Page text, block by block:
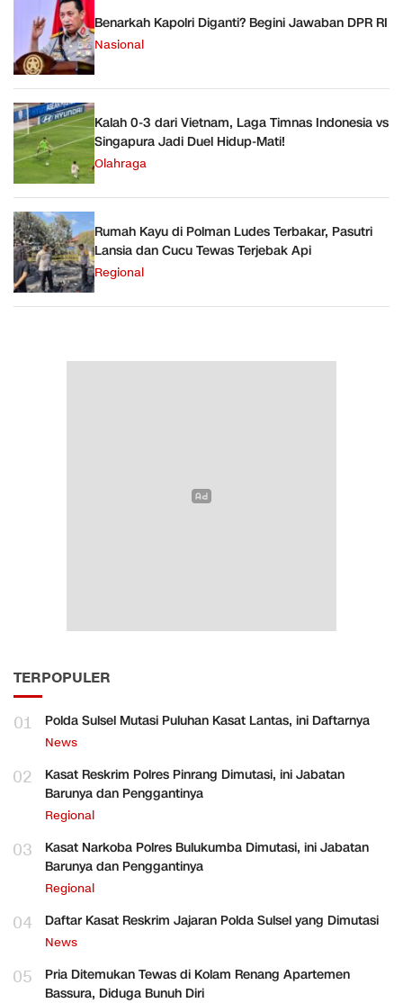
Benarkah Kapolri Diganti? Begini Jawaban DPR RI
Nasional
Kalah 0-3 dari Vietnam, Laga Timnas Indonesia vs
Singapura Jadi Duel Hidup-Mati!
Olahraga
Rumah Kayu di Polman Ludes Terbakar, Pasutri
Lansia dan Cucu Tewas Terjebak Api
Regional
TERPOPULER
01 Polda Sulsel Mutasi Puluhan Kasat Lantas, ini Daftarnya
News
02
Kasat Reskrim Polres Pinrang Dimutasi, ini Jabatan
Barunya dan Penggantinya
Regional
03
Kasat Narkoba Polres Bulukumba Dimutasi, ini Jabatan
Barunya dan Penggantinya
Regional
04 Daftar Kasat Reskrim Jajaran Polda Sulsel yang Dimutasi
News
05
Pria Ditemukan Tewas di Kolam Renang Apartemen
Bassura, Diduga Bunuh Diri